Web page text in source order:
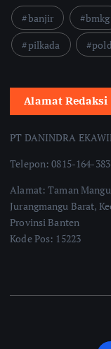
banjir bmkg
pilkada
Alamat Redaksi
PT DANINDRA
Telepon: 0815-164-
Alamat: Taman
Jurangmangu Barat,
Provinsi Banten
Kode Pos: 15223